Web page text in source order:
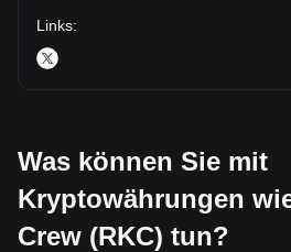
Links:
Was können Sie mit
Kryptowährungen
Crew (RKC) tun?